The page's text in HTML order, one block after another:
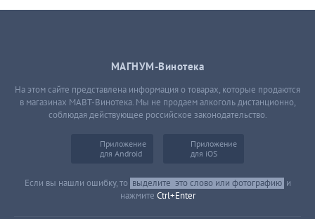
МАГНУМ-Винотека
На этом сайте представлена информация о товарах, которые продаются
в магазинах МАВТ-Винотека. Мы не продаем алкоголь дистанционно,
соблюдая действующее российское законодательство.
Приложение
для Android
Приложение
для iOS
Если вы нашли ошибку, то выделите это слово или фотографию и
нажмите Ctrl+Enter